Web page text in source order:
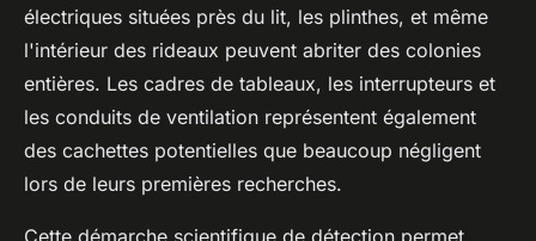
électriques situées près du lit, les plinthes, et même
l'intérieur des rideaux peuvent abriter des colonies
entières. Les cadres de tableaux, les interrupteurs et
les conduits de ventilation représentent également
des cachettes potentielles que beaucoup négligent
lors de leurs premières recherches.